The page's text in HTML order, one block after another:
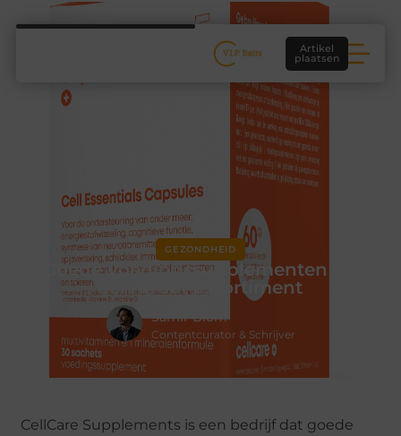
Artikel
plaatsen
GEZONDHEID
Goede voedingssupplementen uit
een groot assortiment
Samir Blom
Contentcurator & Schrijver
CellCare Supplements is een bedrijf dat goede